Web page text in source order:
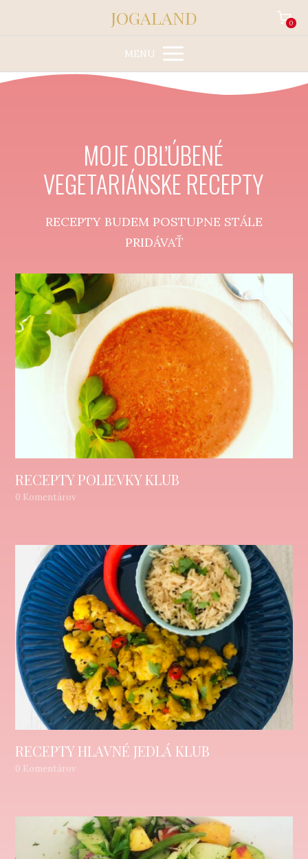
JOGALAND 0
MENU
MOJE OBĽÚBENÉ
VEGETARIÁNSKE RECEPTY
RECEPTY BUDEM POSTUPNE STÁLE
PRIDÁVAŤ
RECEPTY POLIEVKY KLUB
0 Komentárov
RECEPTY HLAVNÉ JEDLÁ KLUB
0 Komentárov